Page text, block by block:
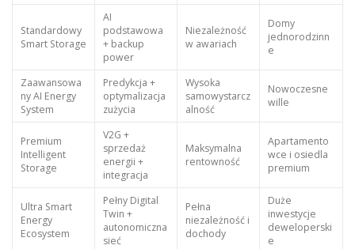
Standardowy
Smart Storage
AI
podstawowa
+ backup
power
Niezależność
w awariach
Domy
jednorodzinn
e
Zaawansowa
ny AI Energy
System
Predykcja +
optymalizacja
zużycia
Wysoka
samowystarcz
alność
Nowoczesne
wille
Premium
Intelligent
Storage
V2G +
sprzedaż
energii +
integracja
Maksymalna
rentowność
Apartamento
wce i osiedla
premium
Ultra Smart
Energy
Ecosystem
Pełny Digital
Twin +
autonomiczna
sieć
Pełna
niezależność i
dochody
Duże
inwestycje
deweloperski
e